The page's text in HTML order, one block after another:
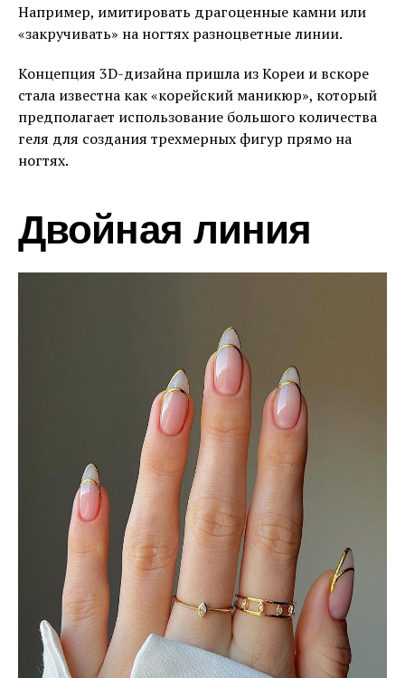
Например, имитировать драгоценные камни или
«закручивать» на ногтях разноцветные линии.
Концепция 3D-дизайна пришла из Кореи и вскоре
стала известна как «корейский маникюр», который
предполагает использование большого количества
геля для создания трехмерных фигур прямо на
ногтях.
Двойная линия